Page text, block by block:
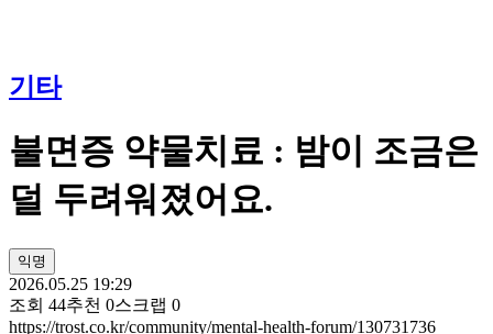
기타
불면증 약물치료 : 밤이 조금은
덜 두려워졌어요.
익명
2026.05.25 19:29
조회 44추천 0스크랩 0
https://trost.co.kr/community/mental-health-forum/130731736